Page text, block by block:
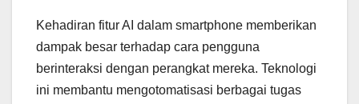
Kehadiran fitur AI dalam smartphone memberikan
dampak besar terhadap cara pengguna
berinteraksi dengan perangkat mereka. Teknologi
ini membantu mengotomatisasi berbagai tugas